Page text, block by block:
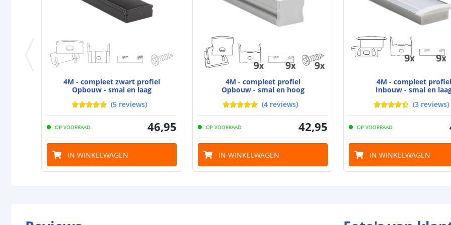
Plakstrip
Breedte led
Dikte led strip
Aansluiting
Aansluiting
4M - compleet zwart profiel
Opbouw - smal en laag
(5 reviews)
OP VOORRAAD 46,95
IN WINKELWAGEN
4M - compleet profiel
Opbouw - smal en hoog
(4 reviews)
OP VOORRAAD 42,95
IN WINKELWAGEN
4M - compleet profiel
Inbouw - smal en
(3 reviews)
OP VOORRAAD
IN WINKELWAGEN